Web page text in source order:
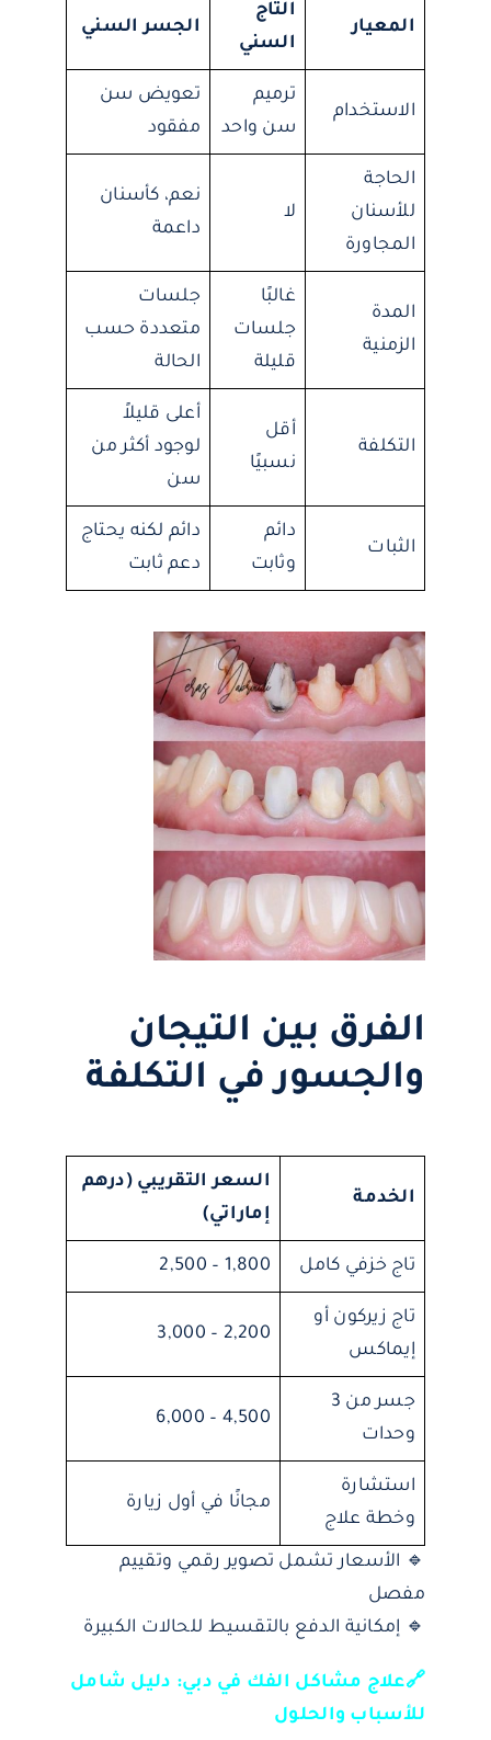
المعيار
التاج
السني
الجسر السني
الاستخدام
ترميم
سن واحد
تعويض سن
مفقود
الحاجة
للأسنان
المجاورة
لا
نعم، كأسنان
داعمة
المدة
الزمنية
غالبًا
جلسات
قليلة
جلسات
متعددة حسب
الحالة
التكلفة
أقل
نسبيًا
أعلى قليلاً
لوجود أكثر من
سن
الثبات
دائم
وثابت
دائم لكنه يحتاج
دعم ثابت
الفرق بين التيجان
والجسور في التكلفة
الخدمة
السعر التقريبي (درهم
إماراتي)
تاج خزفي كامل 1,800 – 2,500
تاج زيركون أو
إيماكس
2,200 – 3,000
جسر من 3
وحدات
4,500 – 6,000
استشارة
وخطة علاج
مجانًا في أول زيارة
🔹 الأسعار تشمل تصوير رقمي وتقييم
مفصل
🔹 إمكانية الدفع بالتقسيط للحالات الكبيرة
🔗علاج مشاكل الفك في دبي: دليل شامل
للأسباب والحلول